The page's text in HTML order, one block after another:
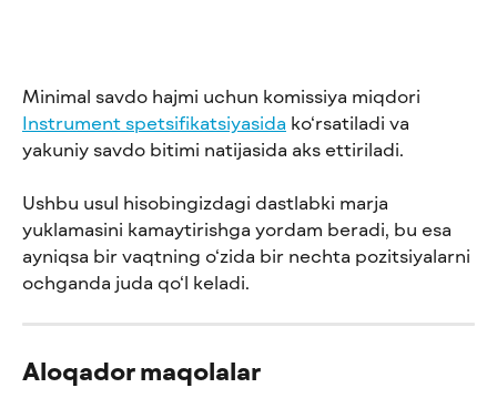
Minimal savdo hajmi uchun komissiya miqdori
Instrument spetsifikatsiyasida ko‘rsatiladi va
yakuniy savdo bitimi natijasida aks ettiriladi.
Ushbu usul hisobingizdagi dastlabki marja
yuklamasini kamaytirishga yordam beradi, bu esa
ayniqsa bir vaqtning o‘zida bir nechta pozitsiyalarni
ochganda juda qo‘l keladi.
Aloqador maqolalar